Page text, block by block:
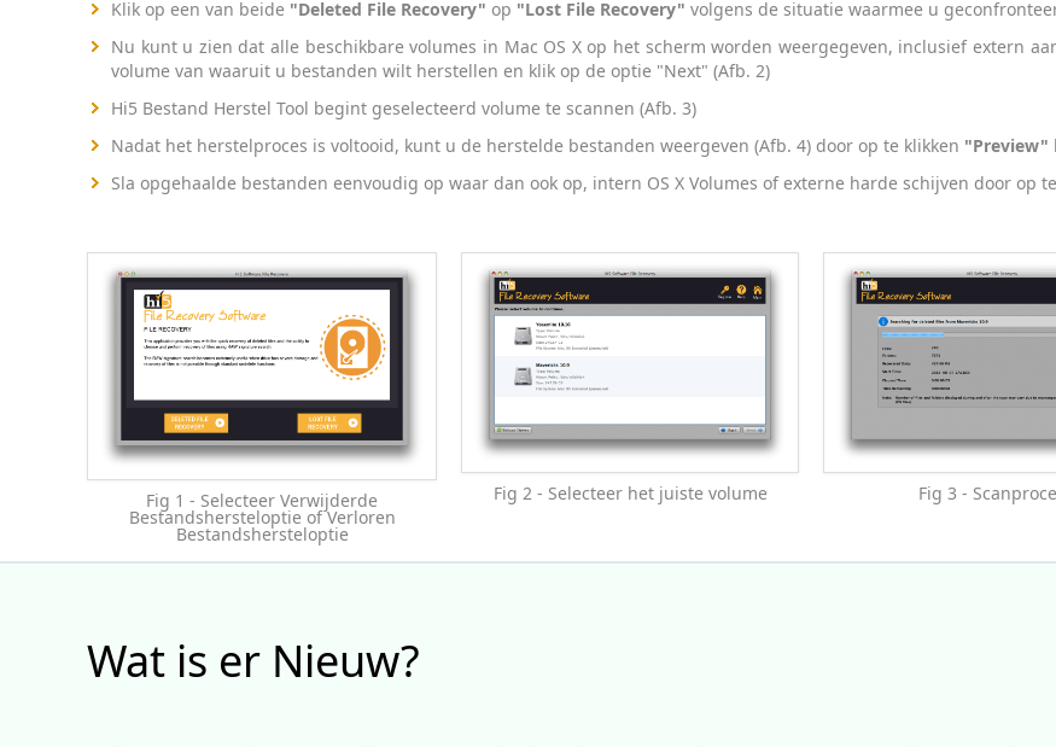
Klik op een van beide "Deleted File Recovery" op "Lost File Recovery" volgens de situatie waarmee u
Nu kunt u zien dat alle beschikbare volumes in Mac OS X op het scherm worden weergegeven, inclusief extern
volume van waaruit u bestanden wilt herstellen en klik op de optie "Next" (Afb. 2)
Hi5 Bestand Herstel Tool begint geselecteerd volume te scannen (Afb. 3)
Nadat het herstelproces is voltooid, kunt u de herstelde bestanden weergeven (Afb. 4) door op te klikken "Preview"
Sla opgehaalde bestanden eenvoudig op waar dan ook op, intern OS X Volumes of externe harde schijven door op
Fig 1 - Selecteer Verwijderde
Bestandshersteloptie of Verloren
Bestandshersteloptie
Fig 2 - Selecteer het juiste volume Fig 3 -
Wat is er Nieuw?